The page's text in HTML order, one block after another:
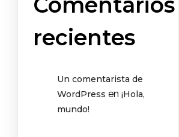
recientes
Un comentarista de
WordPress en¡Hola,
mundo!